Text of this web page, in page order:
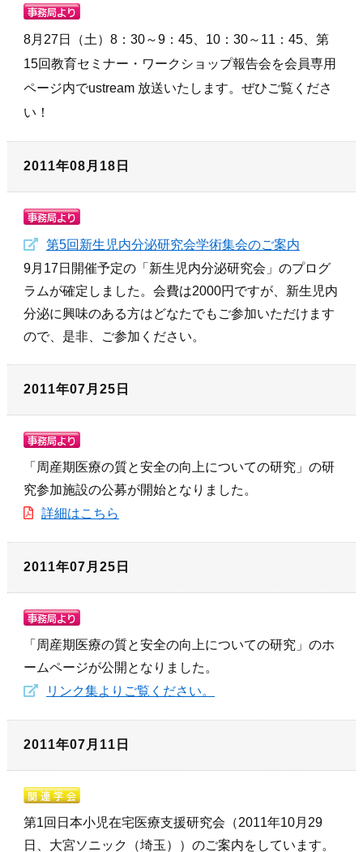
8月27日（土）8：30～9：45、10：30～11：45、第
15回教育セミナー・ワークショップ報告会を会員専用
ページ内でustream 放送いたします。ぜひご覧くださ
い！
2011年08月18日
第5回新生児内分泌研究会学術集会のご案内
9月17日開催予定の「新生児内分泌研究会」のプログ
ラムが確定しました。会費は2000円ですが、新生児内
分泌に興味のある方はどなたでもご参加いただけます
ので、是非、ご参加ください。
2011年07月25日
「周産期医療の質と安全の向上についての研究」の研
究参加施設の公募が開始となりました。
詳細はこちら
2011年07月25日
「周産期医療の質と安全の向上についての研究」のホ
ームページが公開となりました。
リンク集よりご覧ください。
2011年07月11日
第1回日本小児在宅医療支援研究会（2011年10月29
日、大宮ソニック（埼玉））のご案内をしています。